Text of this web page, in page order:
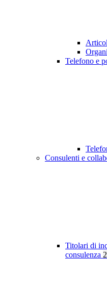
Telefono e
Consulenti e
Titolari di
consulenza